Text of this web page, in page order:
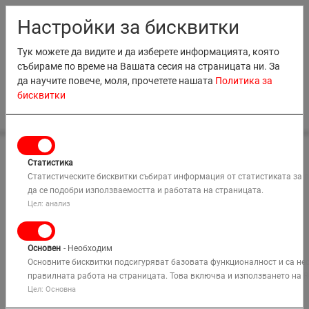
RO
НАЕМАНЕ
ПРОДАЖБИ
ОБУЧЕНИЕ
КОМПАНИЯ
РЕШЕНИЯ
МЕСТА
Дивизия Подемни Платформи
Настройки за бисквитки
Тук можете да видите и да изберете информацията, която
събираме по време на Вашата сесия на страницата ни. За
да научите повече, моля, прочетете нашата Политика за
бисквитки
Статистика
Статистическите бисквитки събират информация от статистиката за
да се подобри използваемостта и работата на страницата.
Цел: анализ
Основен - Необходим
Основните бисквитки подсигуряват базовата функционалност и са
правилната работа на страницата. Това включва и използването на
Цел: Основна